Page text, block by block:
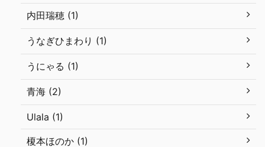
内田瑞穂 (1)
うなぎひまわり (1)
うにゃる (1)
青海 (2)
Ulala (1)
榎本ほのか (1)